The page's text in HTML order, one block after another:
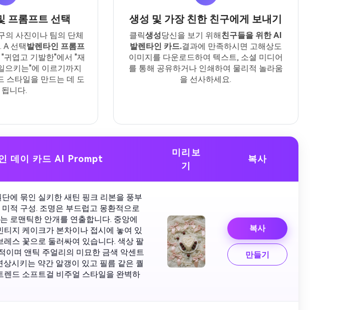
프롬프트 선택
의 사진이나 팀의 단체
A 선택발렌타인 프롬프
귀엽고 기발한"에서 "재
으키는"에 이르기까지
스타일을 만드는 데 도
니다.
생성 및 가장 친한 친구에게 보내기
클릭생성당신을 보기 위해친구들을 위한 AI
발렌타인 카드.결과에 만족하시면 고해상도
이미지를 다운로드하여 텍스트, 소셜 미디어
를 통해 공유하거나 인쇄하여 물리적 놀라움
을 선사하세요.
데이 카드 AI Prompt
미리보
기
복사
에 묶인 실키한 새틴 핑크 리본을 풍부
적 구성. 조명은 부드럽고 몽환적으로
로맨틱한 안개를 연출합니다. 중앙에
지 케이크가 본차이나 접시에 놓여 있
스 꽃으로 둘러싸여 있습니다. 색상 팔
이며 앤틱 주얼리의 미묘한 금색 악센트
시키는 약간 알갱이 있고 필름 같은 퀄
드 소프트걸 비주얼 스타일을 완벽하
복사
만들기